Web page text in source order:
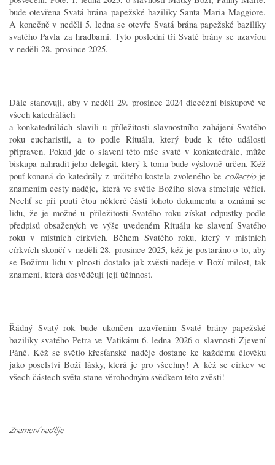
bude otevřena Svatá brána papežské baziliky Santa Maria Maggiore.
A konečně v neděli 5. ledna se otevře Svatá brána papežské baziliky
svatého Pavla za hradbami. Tyto poslední tři Svaté brány se uzavřou
v neděli 28. prosince 2025.
Dále stanovuji, aby v neděli 29. prosince 2024 diecézní biskupové ve
všech katedrálách
a konkatedrálách slavili u příležitosti slavnostního zahájení Svatého
roku eucharistii, a to podle Rituálu, který bude k této události
připraven. Pokud jde o slavení této mše svaté v konkatedrále, může
biskupa nahradit jeho delegát, který k tomu bude výslovně určen. Kéž
pouť konaná do katedrály z určitého kostela zvoleného ke collectioje
znamením cesty naděje, která ve světle Božího slova stmeluje věřící.
Nechť se při pouti čtou některé části tohoto dokumentu a oznámí se
lidu, že je možné u příležitosti Svatého roku získat odpustky podle
předpisů obsažených ve výše uvedeném Rituálu ke slavení Svatého
roku v místních církvích. Během Svatého roku, který v místních
církvích skončí v neděli 28. prosince 2025, kéž je postaráno o to, aby
se Božímu lidu v plnosti dostalo jak zvěsti naděje v Boží milost, tak
znamení, která dosvědčují její účinnost.
Řádný Svatý rok bude ukončen uzavřením Svaté brány papežské
baziliky svatého Petra ve Vatikánu 6. ledna 2026 o slavnosti Zjevení
Páně. Kéž se světlo křesťanské naděje dostane ke každému člověku
jako poselství Boží lásky, která je pro všechny! A kéž se církev ve
všech částech světa stane věrohodným svědkem této zvěsti!
Znamení naděje